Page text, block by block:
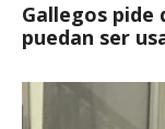
Gallegos pide
puedan ser